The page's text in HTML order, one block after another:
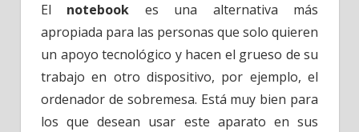
El notebook es una alternativa más
apropiada para las personas que solo quieren
un apoyo tecnológico y hacen el grueso de su
trabajo en otro dispositivo, por ejemplo, el
ordenador de sobremesa. Está muy bien para
los que desean usar este aparato en sus